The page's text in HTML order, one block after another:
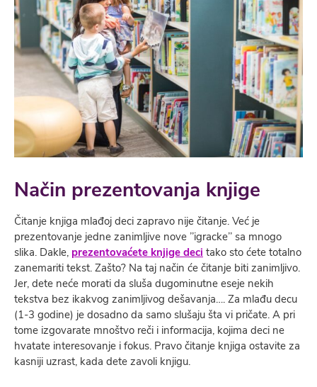
Način prezentovanja knjige
Čitanje knjiga mlađoj deci zapravo nije čitanje. Već je
prezentovanje jedne zanimljive nove ’’igracke’’ sa mnogo
slika. Dakle, prezentovaćete knjige deci tako sto ćete totalno
zanemariti tekst. Zašto? Na taj način će čitanje biti zanimljivo.
Jer, dete neće morati da sluša dugominutne eseje nekih
tekstva bez ikakvog zanimljivog dešavanja…. Za mlađu decu
(1-3 godine) je dosadno da samo slušaju šta vi pričate. A pri
tome izgovarate mnoštvo reči i informacija, kojima deci ne
hvatate interesovanje i fokus. Pravo čitanje knjiga ostavite za
kasniji uzrast, kada dete zavoli knjigu.